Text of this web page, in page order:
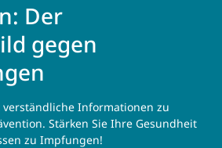
Der
gegen
verständliche Informationen zu
Stärken Sie Ihre Gesundheit
zu Impfungen!